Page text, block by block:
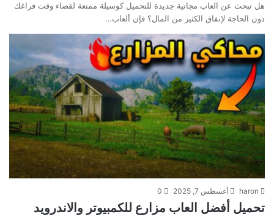
هل تبحث عن العاب مجانية جديدة للتحميل كوسيلة ممتعة لقضاء وقت فراغك
دون الحاجة لإنفاق الكثير من المال؟ فإن ألعاب…
haron أغسطس 7, 2025 0
تحميل أفضل العاب مزارع للكمبيوتر والاندرويد